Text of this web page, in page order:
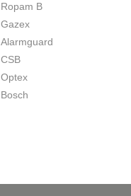
Ropam B
Gazex
Alarmguard
CSB
Optex
Bosch